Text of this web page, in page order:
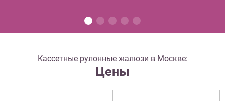
Кассетные рулонные жалюзи в Москве:
Цены